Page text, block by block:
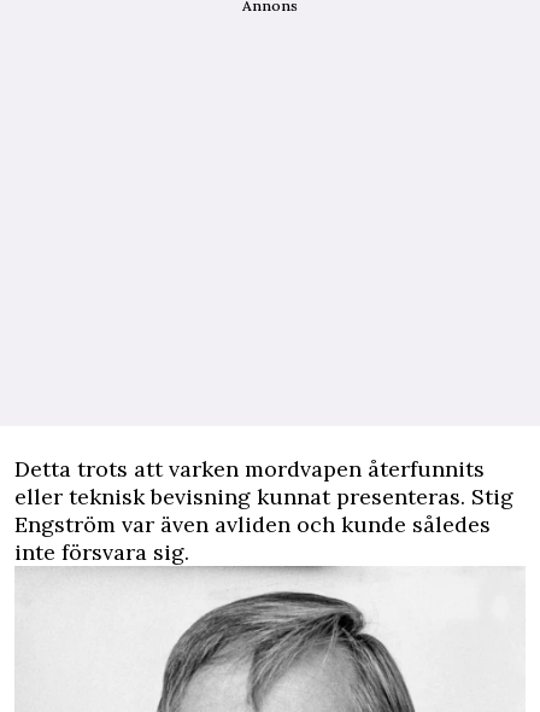
Annons
Detta trots att varken mordvapen återfunnits
eller teknisk bevisning kunnat presenteras. Stig
Engström var även avliden och kunde således
inte försvara sig.